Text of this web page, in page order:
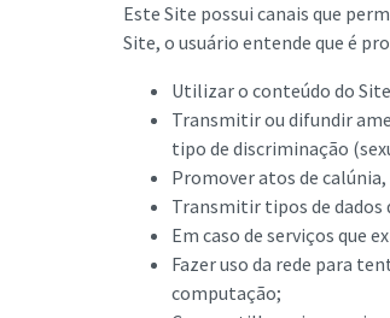
Este Site possui canais que
Site, o usuário entende que é
Utilizar o conteúdo do
Transmitir ou difundir
tipo de discriminação
Promover atos de
Transmitir tipos de dados
Em caso de serviços que
Fazer uso da rede para
computação;